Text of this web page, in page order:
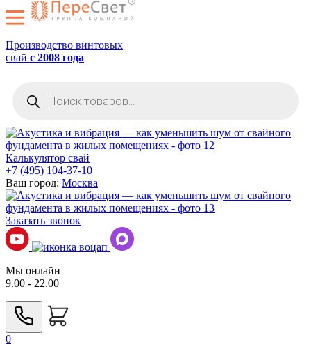
Производство винтовых
свай с 2008 года
товаров
Калькулятор свай
+7 (495) 104-37-10
Ваш город: Москва
Заказать звонок
Мы онлайн
9.00 - 22.00
0